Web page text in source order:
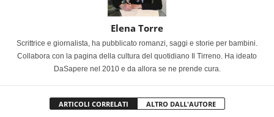
Elena Torre
Scrittrice e giornalista, ha pubblicato romanzi, saggi e storie per bambini.
Collabora con la pagina della cultura del quotidiano Il Tirreno. Ha ideato
DaSapere nel 2010 e da allora se ne prende cura.
ARTICOLI CORRELATI ALTRO DALL'AUTORE